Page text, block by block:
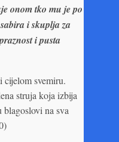
onom tko mu je po
i skuplja za
i pusta
cijelom svemiru.
struja koja izbija
na sva